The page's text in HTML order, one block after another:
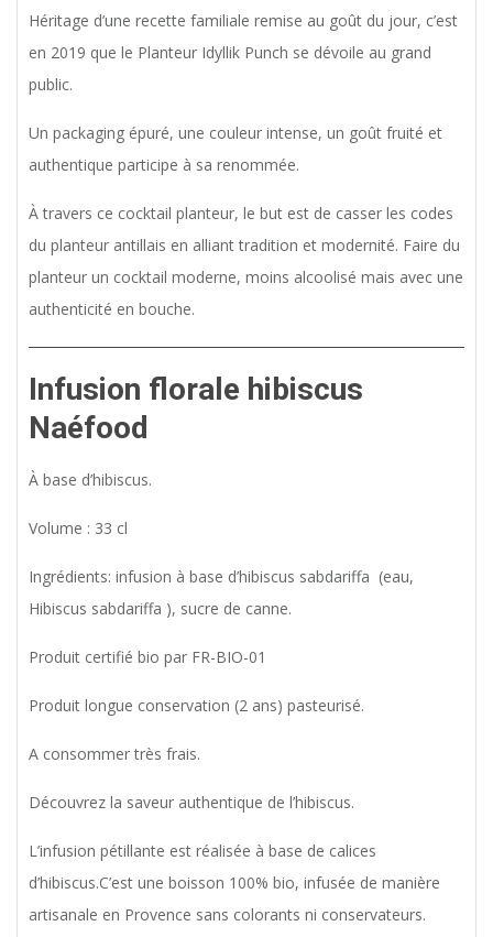
Héritage d’une recette familiale remise au goût du jour, c’est
en 2019 que le Planteur Idyllik Punch se dévoile au grand
public.
Un packaging épuré, une couleur intense, un goût fruité et
authentique participe à sa renommée.
À travers ce cocktail planteur, le but est de casser les codes
du planteur antillais en alliant tradition et modernité. Faire du
planteur un cocktail moderne, moins alcoolisé mais avec une
authenticité en bouche.
Infusion florale hibiscus
Naéfood
À base d’hibiscus.
Volume : 33 cl
Ingrédients: infusion à base d’hibiscus sabdariffa (eau,
Hibiscus sabdariffa ), sucre de canne.
Produit certifié bio par FR-BIO-01
Produit longue conservation (2 ans) pasteurisé.
A consommer très frais.
Découvrez la saveur authentique de l’hibiscus.
L’infusion pétillante est réalisée à base de calices
d’hibiscus.C’est une boisson 100% bio, infusée de manière
artisanale en Provence sans colorants ni conservateurs.